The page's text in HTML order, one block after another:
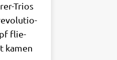
Tri­os
flie­
kamen